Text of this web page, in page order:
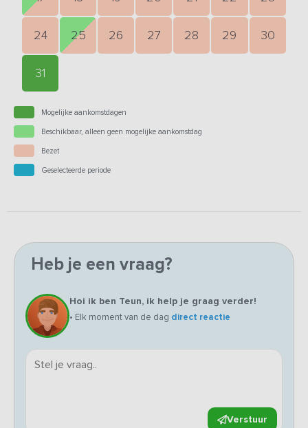
24 25 26 27 28 29 30
31
Mogelijke aankomstdagen
Beschikbaar, alleen geen mogelijke aankomstdag
Bezet
Geselecteerde periode
Heb je een vraag?
Hoi ik ben Teun, ik help je graag verder!
• Elk moment van de dag direct reactie
Verstuur